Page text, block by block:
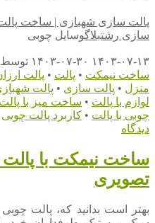
پالت سازی شهبازی | ساخت پالت
سازی رشتبلاگوسایل چوبی
۱۴۰۳-۰۷-۱۳ ۱۴۰۳-۰۷-۳۰ توسط
ساخت نیمکت • پالت • پالت
منزل • پالت سازی • پالت
لوازم با پالت • ساخت میز با پالت
چوبی با پالت • کاربرد پالت چوبی
دیدگاه
ساخت نیمکت با
تصویری
بهتر است بدانید که، پالت